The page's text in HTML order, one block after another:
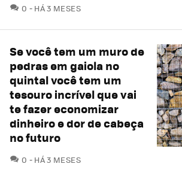
0 COMENTÁRIOS
HÁ 3 MESES
Se você tem um muro de
pedras em gaiola no
quintal você tem um
tesouro incrível que vai
te fazer economizar
dinheiro e dor de cabeça
no futuro
0 COMENTÁRIOS
HÁ 3 MESES